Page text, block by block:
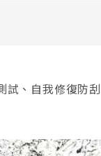
、自我修復防